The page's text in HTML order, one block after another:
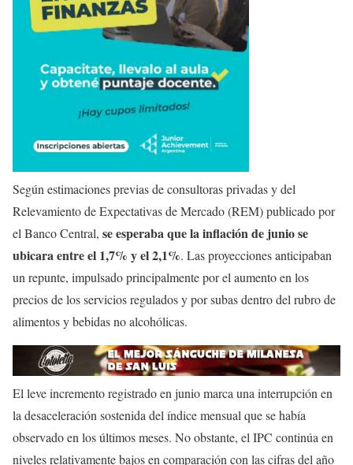
Según estimaciones previas de consultoras privadas y del
Relevamiento de Expectativas de Mercado (REM) publicado por
el Banco Central, se esperaba que la inflación de junio se
ubicara entre el 1,7% y el 2,1%. Las proyecciones anticipaban
un repunte, impulsado principalmente por el aumento en los
precios de los servicios regulados y por subas dentro del rubro de
alimentos y bebidas no alcohólicas.
El leve incremento registrado en junio marca una interrupción en
la desaceleración sostenida del índice mensual que se había
observado en los últimos meses. No obstante, el IPC continúa en
niveles relativamente bajos en comparación con las cifras del año